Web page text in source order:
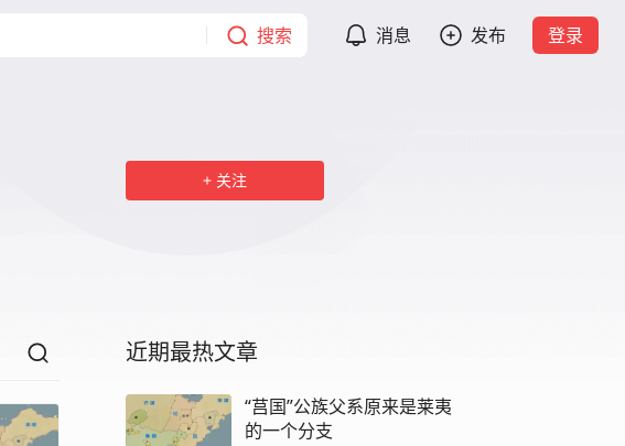
搜索 消息 发布 登录
关注
近期最热文章
“莒国”公族父系原来是莱夷
的一个分支